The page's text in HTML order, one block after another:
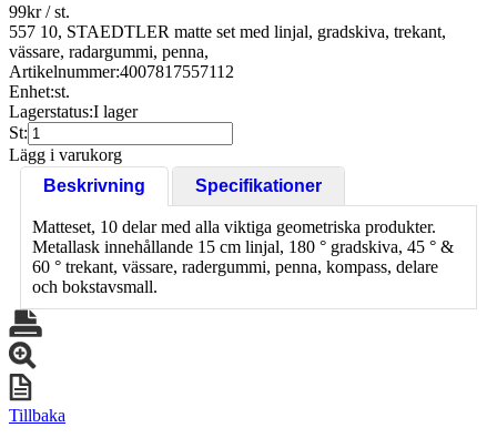
99kr/ st.
557 10, STAEDTLER matte set med linjal, gradskiva, trekant,
vässare, radargummi, penna,
Artikelnummer:4007817557112
Enhet:st.
Lagerstatus:I lager
St:
Lägg i varukorg
Beskrivning
Specifikationer
Matteset, 10 delar med alla viktiga geometriska produkter.
Metallask innehållande 15 cm linjal, 180 ° gradskiva, 45 ° &
60 ° trekant, vässare, radergummi, penna, kompass, delare
och bokstavsmall.
Tillbaka